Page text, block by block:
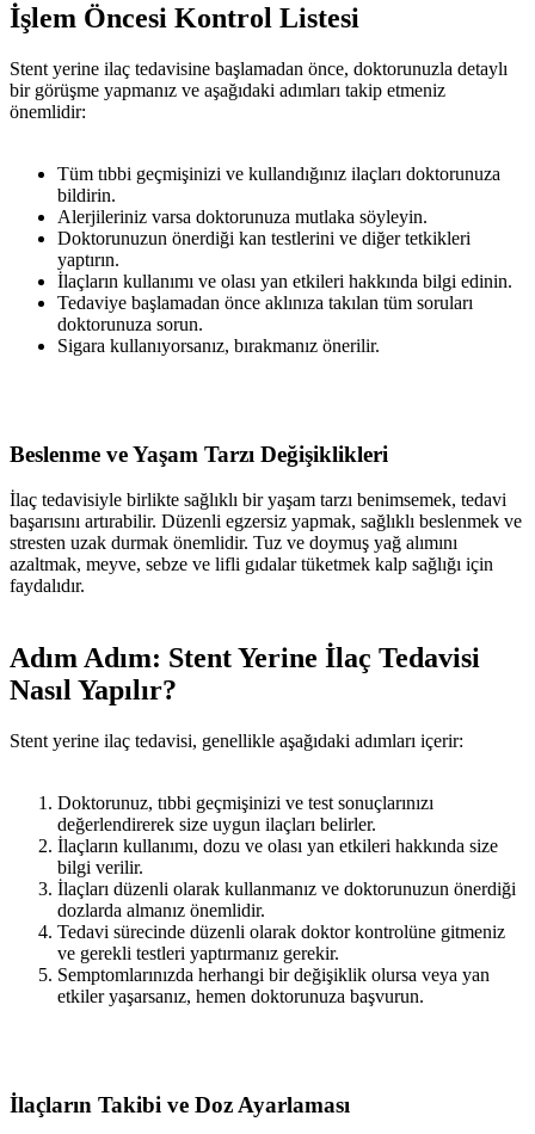
İşlem Öncesi Kontrol Listesi
Stent yerine ilaç tedavisine başlamadan önce, doktorunuzla detaylı
bir görüşme yapmanız ve aşağıdaki adımları takip etmeniz
önemlidir:
Tüm tıbbi geçmişinizi ve kullandığınız ilaçları doktorunuza
bildirin.
Alerjileriniz varsa doktorunuza mutlaka söyleyin.
Doktorunuzun önerdiği kan testlerini ve diğer tetkikleri
yaptırın.
İlaçların kullanımı ve olası yan etkileri hakkında bilgi edinin.
Tedaviye başlamadan önce aklınıza takılan tüm soruları
doktorunuza sorun.
Sigara kullanıyorsanız, bırakmanız önerilir.
Beslenme ve Yaşam Tarzı Değişiklikleri
İlaç tedavisiyle birlikte sağlıklı bir yaşam tarzı benimsemek, tedavi
başarısını artırabilir. Düzenli egzersiz yapmak, sağlıklı beslenmek ve
stresten uzak durmak önemlidir. Tuz ve doymuş yağ alımını
azaltmak, meyve, sebze ve lifli gıdalar tüketmek kalp sağlığı için
faydalıdır.
Adım Adım: Stent Yerine İlaç Tedavisi
Nasıl Yapılır?
Stent yerine ilaç tedavisi, genellikle aşağıdaki adımları içerir:
Doktorunuz, tıbbi geçmişinizi ve test sonuçlarınızı
değerlendirerek size uygun ilaçları belirler.
İlaçların kullanımı, dozu ve olası yan etkileri hakkında size
bilgi verilir.
İlaçları düzenli olarak kullanmanız ve doktorunuzun önerdiği
dozlarda almanız önemlidir.
Tedavi sürecinde düzenli olarak doktor kontrolüne gitmeniz
ve gerekli testleri yaptırmanız gerekir.
Semptomlarınızda herhangi bir değişiklik olursa veya yan
etkiler yaşarsanız, hemen doktorunuza başvurun.
İlaçların Takibi ve Doz Ayarlaması